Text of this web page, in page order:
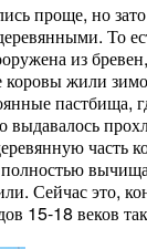
проще, но
То
из
жили
пастбища,
выдавалось
часть
Сейчас это,
15-18 веков